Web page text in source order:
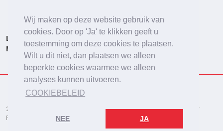
Wij maken op deze website gebruik van
cookies. Door op 'Ja' te klikken geeft u
toestemming om deze cookies te plaatsen.
Wilt u dit niet, dan plaatsen we alleen
beperkte cookies waarmee we alleen
analyses kunnen uitvoeren.
COOKIEBELEID
NEE JA
Lid worden Onderzoeken Agenda
Vacatures
Meldpunt Beleidsonderzoek Online
2026 © De Vereniging voor Beleidsonderzoek
Disclaimer
Privacybeleid
Cookies